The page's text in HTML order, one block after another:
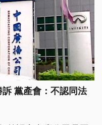
黨產會：不認同法